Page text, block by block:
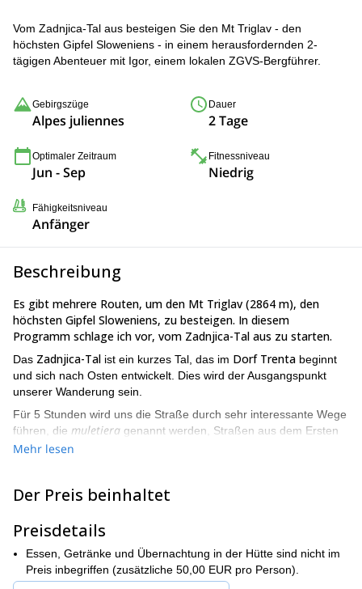
Vom Zadnjica-Tal aus besteigen Sie den Mt Triglav - den
höchsten Gipfel Sloweniens - in einem herausfordernden 2-
tägigen Abenteuer mit Igor, einem lokalen ZGVS-Bergführer.
Gebirgszüge
Alpes juliennes
Dauer
2 Tage
Optimaler Zeitraum
Jun - Sep
Fitnessniveau
Niedrig
Fähigkeitsniveau
Anfänger
Beschreibung
Es gibt mehrere Routen, um den Mt Triglav (2864 m), den
höchsten Gipfel Sloweniens, zu besteigen. In diesem
Programm schlage ich vor, vom Zadnjica-Tal aus zu starten.
Das Zadnjica-Tal ist ein kurzes Tal, das im Dorf Trenta beginnt
und sich nach Osten entwickelt. Dies wird der Ausgangspunkt
unserer Wanderung sein.
Für 5 Stunden wird uns die Straße durch sehr interessante Wege
führen, die muletiera genannt werden, Straßen aus dem Ersten
Weltkrieg.
erreichen.
Die letzte Stunde zum Gipfel ist die technisch anspruchsvollste
da einige Teile der Route ziemlich ausgesetzt sind. Sie sind
jedoch aufgrund des festen Seils sicher. Tatsächlich ist die Route
auch für Anfänger geeignet.
Mehr lesen
Der Preis beinhaltet
Preisdetails
Essen, Getränke und Übernachtung in der Hütte sind nicht im
Preis inbegriffen (zusätzliche 50,00 EUR pro Person).